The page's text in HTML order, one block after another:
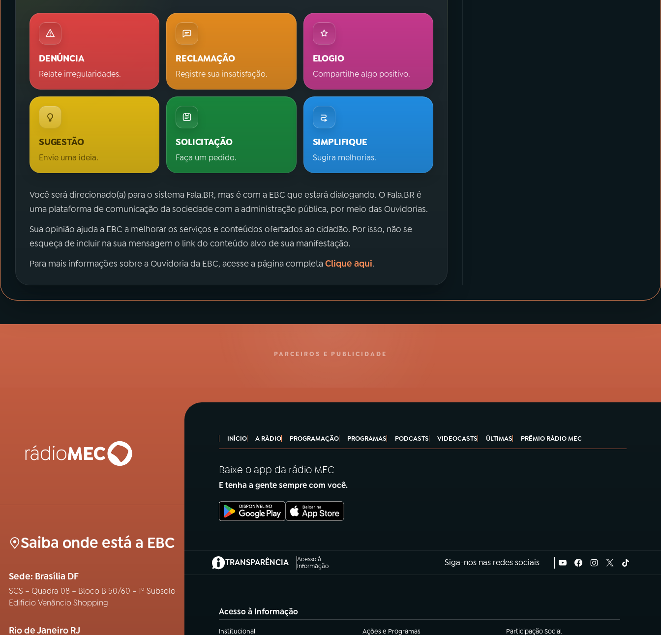
DENÚNCIA
Relate irregularidades.
RECLAMAÇÃO
Registre sua insatisfação.
ELOGIO
Compartilhe algo positivo.
SUGESTÃO
Envie uma ideia.
SOLICITAÇÃO
Faça um pedido.
SIMPLIFIQUE
Sugira melhorias.
Você será direcionado(a) para o sistema Fala.BR, mas é com a EBC que estará dialogando. O Fala.BR é
uma plataforma de comunicação da sociedade com a administração pública, por meio das Ouvidorias.
Sua opinião ajuda a EBC a melhorar os serviços e conteúdos ofertados ao cidadão. Por isso, não se
esqueça de incluir na sua mensagem o link do conteúdo alvo de sua manifestação.
Para mais informações sobre a Ouvidoria da EBC, acesse a página completaClique aqui.
PARCEIROS E PUBLICIDADE
Saiba onde está a EBC
Sede: Brasília DF
SCS – Quadra 08 – Bloco B 50/60 – 1º Subsolo
Edifício Venâncio Shopping
Rio de Janeiro RJ
INÍCIO A RÁDIO PROGRAMAÇÃO PROGRAMAS PODCASTS VIDEOCASTS ÚLTIMAS PRÊMIO RÁDIO MEC
Baixe o app da rádio MEC
E tenha a gente sempre com você.
TRANSPARÊNCIA
Acesso à
Informação
(abre em nova aba) Siga-nos nas redes sociais
Acesso à Informação
Institucional Ações e Programas Participação Social